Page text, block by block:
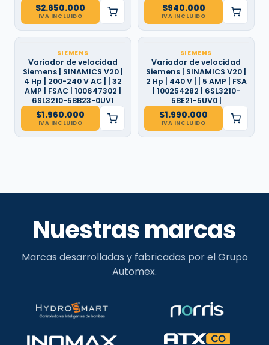
$2.650.000
IVA INCLUIDO
$940.000
IVA INCLUIDO
SIEMENS
Variador de velocidad
Siemens | SINAMICS V20 |
4 Hp | 200-240 V AC | | 32
AMP | FSAC | 100647302 |
6SL3210-5BB23-0UV1
$1.960.000
IVA INCLUIDO
SIEMENS
Variador de velocidad
Siemens | SINAMICS V20 |
2 Hp | 440 V | | 5 AMP | FSA
| 100254282 | 6SL3210-
5BE21-5UV0 |
$1.990.000
IVA INCLUIDO
Nuestras marcas
Marcas desarrolladas y fabricadas por el Grupo
Automex.